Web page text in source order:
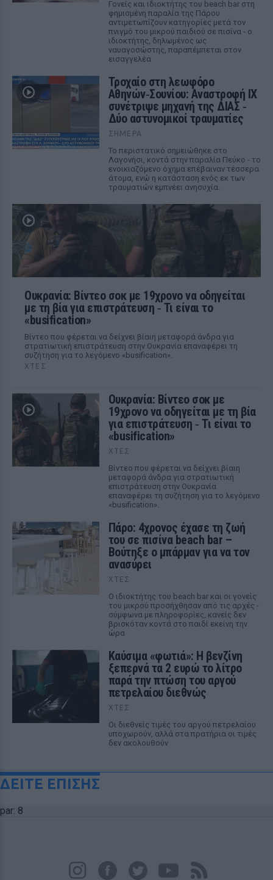
Γονείς και ιδιοκτήτης του beach bar στη
φημισμένη παραλία της Πάρου
αντιμετωπίζουν κατηγορίες μετά τον
πνιγμό του μικρού παιδιού σε πισίνα - ο
ιδιοκτήτης, δηλωμένος ως
ναυαγοσώστης, παραπέμπεται στον
εισαγγελέα
Τροχαίο στη λεωφόρο
Αθηνών‑Σουνίου: Αναστροφή ΙΧ
συνέτριψε μηχανή της ΔΙΑΣ ‑
Δύο αστυνομικοί τραυματίες
ΣΉΜΕΡΑ
Το περιστατικό σημειώθηκε στο
Λαγονήσι, κοντά στην παραλία Πεύκο - το
ενοικιαζόμενο όχημα επέβαιναν τέσσερα
άτομα, ενώ η κατάσταση ενός εκ των
τραυματιών εμπνέει ανησυχία.
Ουκρανία: Βίντεο σοκ με 19χρονο να οδηγείται
με τη βία για επιστράτευση ‑ Τι είναι το
«busification»
Βίντεο που φέρεται να δείχνει βίαιη μεταφορά άνδρα για
στρατιωτική επιστράτευση στην Ουκρανία επαναφέρει τη
συζήτηση για το λεγόμενο «busification».
ΧΤΕΣ
Ουκρανία: Βίντεο σοκ με
19χρονο να οδηγείται με τη βία
για επιστράτευση ‑ Τι είναι το
«busification»
ΧΤΕΣ
Βίντεο που φέρεται να δείχνει βίαιη
μεταφορά άνδρα για στρατιωτική
επιστράτευση στην Ουκρανία
επαναφέρει τη συζήτηση για το λεγόμενο
«busification».
Πάρο: 4χρονος έχασε τη ζωή
του σε πισίνα beach bar –
Βούτηξε ο μπάρμαν για να τον
ανασύρει
ΧΤΕΣ
Ο ιδιοκτήτης του beach bar και οι γονείς
του μικρού προσήχθησαν από τις αρχές -
σύμφωνα με πληροφορίες, κανείς δεν
βρισκόταν κοντά στο παιδί εκείνη την
ώρα
Καύσιμα «φωτιά»: Η βενζίνη
ξεπερνά τα 2 ευρώ το λίτρο
παρά την πτώση του αργού
πετρελαίου διεθνώς
ΧΤΕΣ
Οι διεθνείς τιμές του αργού πετρελαίου
υποχωρούν, αλλά στα πρατήρια οι τιμές
δεν ακολουθούν
ΔΕΙΤΕ ΕΠΙΣΗΣ
par: 8